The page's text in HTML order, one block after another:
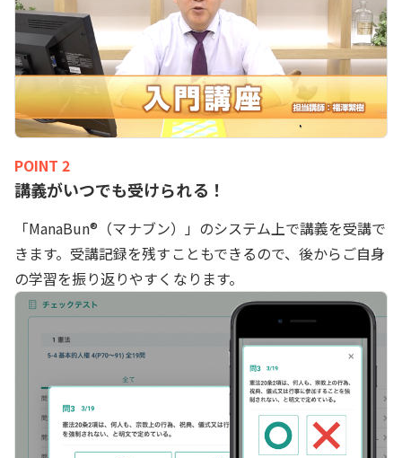
POINT 2
講義がいつでも受けられる！
「ManaBun®（マナブン）」のシステム上で講義を受講で
きます。受講記録を残すこともできるので、後からご自身
の学習を振り返りやすくなります。